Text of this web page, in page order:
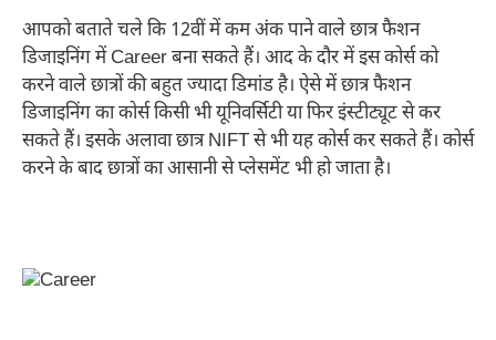
आपको बताते चले कि 12वीं में कम अंक पाने वाले छात्र फैशन
डिजाइनिंग में Career बना सकते हैं। आद के दौर में इस कोर्स को
करने वाले छात्रों की बहुत ज्यादा डिमांड है। ऐसे में छात्र फैशन
डिजाइनिंग का कोर्स किसी भी यूनिवर्सिटी या फिर इंस्टीट्यूट से कर
सकते हैं। इसके अलावा छात्र NIFT से भी यह कोर्स कर सकते हैं। कोर्स
करने के बाद छात्रों का आसानी से प्लेसमेंट भी हो जाता है।